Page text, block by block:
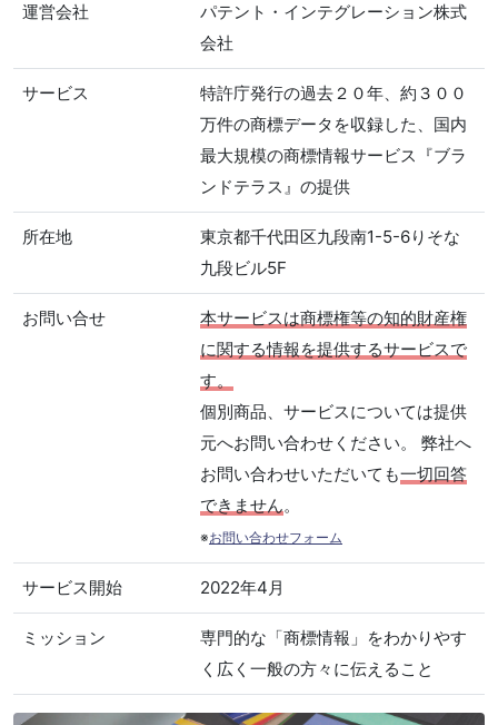
運営会社
パテント・インテグレーション株式
会社
サービス
特許庁発行の過去２０年、約３００
万件の商標データを収録した、国内
最大規模の商標情報サービス『ブラ
ンドテラス』の提供
所在地
東京都千代田区九段南1-5-6りそな
九段ビル5F
お問い合せ
本サービスは商標権等の知的財産権
に関する情報を提供するサービスで
す。
個別商品、サービスについては提供
元へお問い合わせください。 弊社へ
お問い合わせいただいても一切回答
できません。
※お問い合わせフォーム
サービス開始 2022年4月
ミッション
専門的な「商標情報」をわかりやす
く広く一般の方々に伝えること